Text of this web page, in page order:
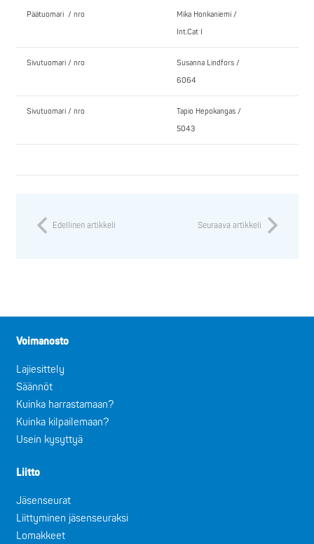
Päätuomari / nro
Mika Honkaniemi /
Int.Cat I
Sivutuomari / nro
Susanna Lindfors /
6064
Sivutuomari / nro
Tapio Hepokangas /
5043
Edellinen artikkeli Seuraava artikkeli
Voimanosto
Lajiesittely
Säännöt
Kuinka harrastamaan?
Kuinka kilpailemaan?
Usein kysyttyä
Liitto
Jäsenseurat
Liittyminen jäsenseuraksi
Lomakkeet